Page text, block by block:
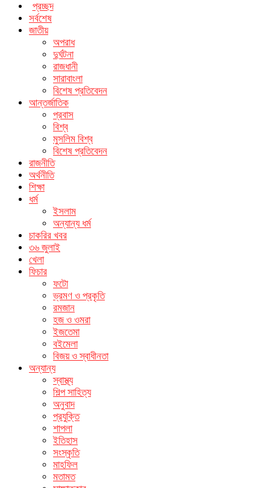
প্রচ্ছদ
সর্বশেষ
জাতীয়
অপরাধ
দুর্ঘটনা
রাজধানী
সারাবাংলা
বিশেষ প্রতিবেদন
আন্তর্জাতিক
প্রবাস
বিশ্ব
মুসলিম বিশ্ব
বিশেষ প্রতিবেদন
রাজনীতি
অর্থনীতি
শিক্ষা
ধর্ম
ইসলাম
অন্যান্য ধর্ম
চাকরির খবর
৩৬ জুলাই
খেলা
ফিচার
ফটো
ভ্রমণ ও প্রকৃতি
রমজান
হজ ও ওমরা
ইজতেমা
বইমেলা
বিজয় ও স্বাধীনতা
অন্যান্য
স্বাস্থ্য
শিল্প সাহিত্য
অনুবাদ
প্রযুক্তি
শাপলা
ইতিহাস
সংস্কৃতি
মাহফিল
মতামত